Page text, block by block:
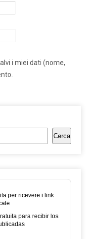
i miei dati (nome,
Cerca
per ricevere i link
para recibir los